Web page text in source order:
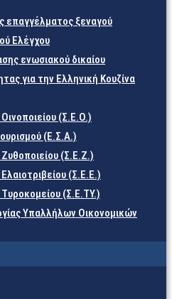
επαγγέλματος ξεναγού
Ελέγχου
ενωσιακού δικαίου
για την Ελληνική Κουζίνα
(Σ.Ε.Ο.)
(Ε.Σ.Α.)
(Σ.Ε.Ζ.)
(Σ.Ε.Ε.)
(Σ.Ε.TY.)
Υπαλλήλων Οικονομικών